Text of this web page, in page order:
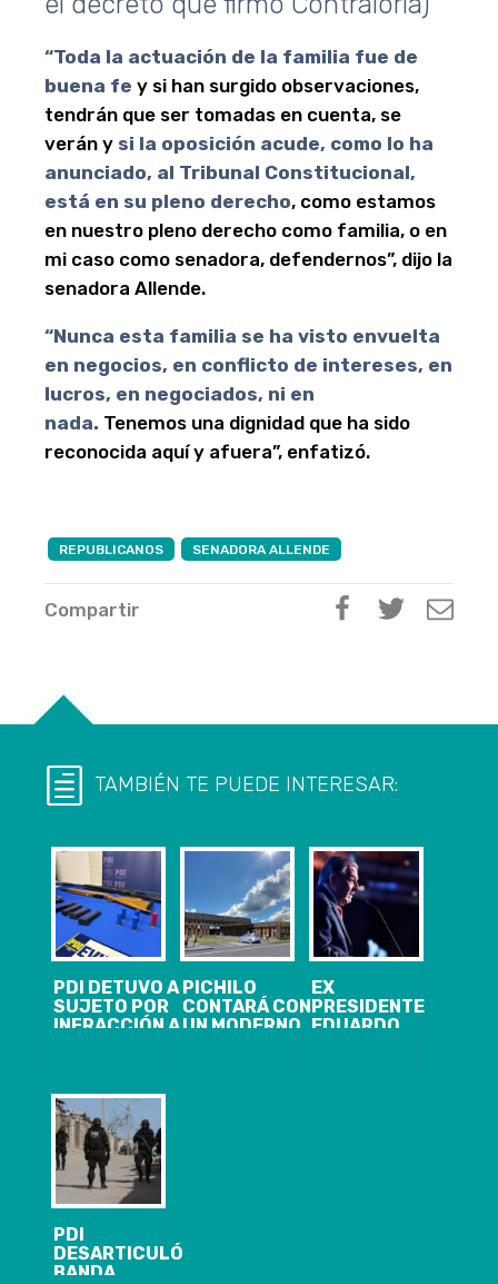
“Toda la actuación de la familia fue de
buena fe y si han surgido observaciones,
tendrán que ser tomadas en cuenta, se
verán y si la oposición acude, como lo ha
anunciado, al Tribunal Constitucional,
está en su pleno derecho, como estamos
en nuestro pleno derecho como familia, o en
mi caso como senadora, defendernos”, dijo la
senadora Allende.
“Nunca esta familia se ha visto envuelta
en negocios, en conflicto de intereses, en
lucros, en negociados, ni en
nada. Tenemos una dignidad que ha sido
reconocida aquí y afuera”, enfatizó.
REPUBLICANOS SENADORA ALLENDE
Compartir
TAMBIÉN TE PUEDE INTERESAR:
PDI DETUVO A
SUJETO POR
INFRACCIÓN A
PICHILO
CONTARÁ CON
UN MODERNO
EX
PRESIDENTE
EDUARDO
PDI
DESARTICULÓ
BANDA